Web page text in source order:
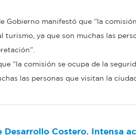
Gobierno manifestó que “la
ya que son muchas las
“la comisión se ocupa de la
las personas que visitan la
Desarrollo Costero. Intensa